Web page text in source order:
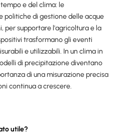
e del clima: le
politiche di gestione delle acque
per supportare l'agricoltura e la
trasformano gli eventi
e utilizzabili. In un clima in
di precipitazione diventano
di una misurazione precisa
continua a crescere.
utile?